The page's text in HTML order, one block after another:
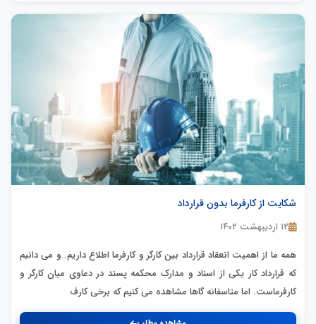
شکایت از کارفرما بدون قرارداد
۱۲ اردیبهشت ۱۴۰۲
همه ما از اهمیت انعقاد قرارداد بین کارگر و کارفرما اطلاع داریم. و می دانیم
که قرارداد کار یکی از اسناد و مدارک محکمه پسند در دعاوی میان کارگر و
کارفرماست. اما متاسفانه گاها مشاهده می کنیم که برخی کارف